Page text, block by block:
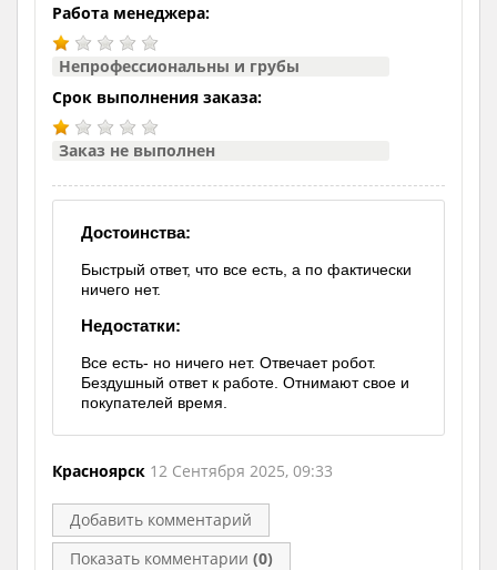
Работа менеджера:
Непрофессиональны и грубы
Срок выполнения заказа:
Заказ не выполнен
Достоинства:
Быстрый ответ, что все есть, а по фактически
ничего нет.
Недостатки:
Все есть- но ничего нет. Отвечает робот.
Бездушный ответ к работе. Отнимают свое и
покупателей время.
Красноярск 12 Сентября 2025, 09:33
Добавить комментарий
Показать комментарии (0)